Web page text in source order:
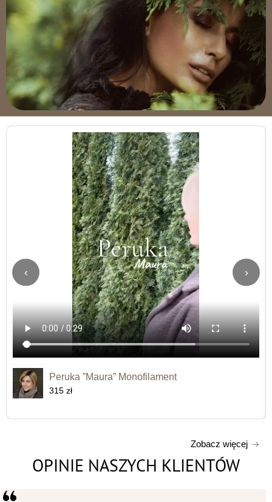
‹ ›
Peruka ”Maura” Monofilament
315 zł
Zobacz więcej
OPINIE NASZYCH KLIENTÓW